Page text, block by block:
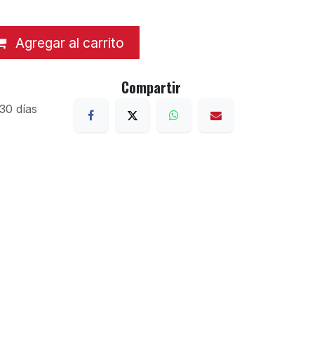
Agregar al carrito
días
Compartir